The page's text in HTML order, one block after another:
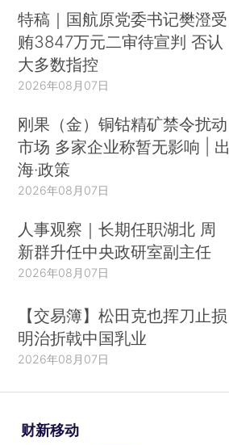
特稿｜国航原党委书记樊澄受
贿3847万元二审待宣判 否认
大多数指控
2026年08月07日
刚果（金）铜钴精矿禁令扰动
市场 多家企业称暂无影响 | 出
海·政策
2026年08月07日
人事观察｜长期任职湖北 周
新群升任中央政研室副主任
2026年08月07日
【交易簿】松田克也挥刀止损
明治折戟中国乳业
2026年08月07日
财新移动